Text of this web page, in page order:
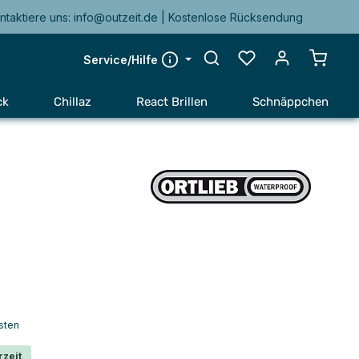
uns: info@outzeit.de | Kostenlose Rücksendung
Service/Hilfe
Chillaz React Brillen Schnäppchen